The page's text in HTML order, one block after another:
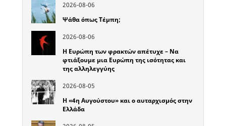
2026-08-06
Ψάθα όπως Τέμπη;
2026-08-06
Η Ευρώπη των φρακτών απέτυχε – Να
φτιάξουμε μια Ευρώπη της ισότητας και
της αλληλεγγύης
2026-08-05
Η «4η Αυγούστου» και ο αυταρχισμός στην
Ελλάδα